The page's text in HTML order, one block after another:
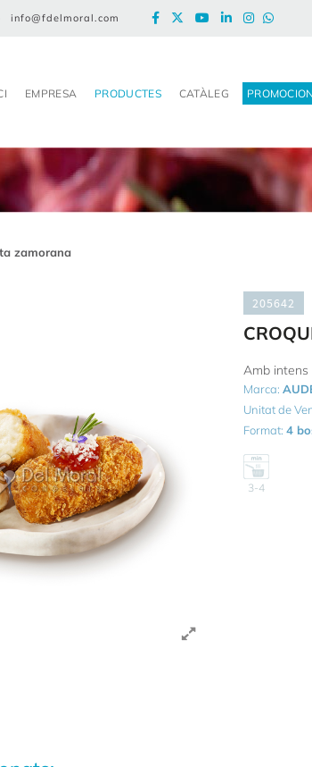
info@fdelmoral.com
EMPRESA PRODUCTES CATÀLEG
zamorana
205642
Amb intens
Marca:
Unitat de
Format:4
3-4